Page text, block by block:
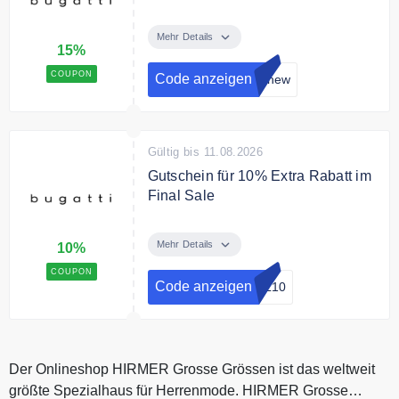
15%
COUPON
Gutscheincode 15% auf das
gesamte Sortiment.
Mehr Details
Code anzeigen %new
10%
COUPON
Gültig bis 11.08.2026
Gutschein für 10% Extra Rabatt im
Final Sale
noch mal 10% zusätzlich auf die
Bedingungen
Mehr Details
Code anzeigen AL10
Der Onlineshop HIRMER Grosse Grössen ist das weltweit
größte Spezialhaus für Herrenmode. HIRMER Grosse